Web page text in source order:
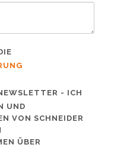
- ICH
UND
VON SCHNEIDER
ÜBER